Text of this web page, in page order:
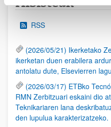
RSS
(2026/05/21) Ikerketako
ikerketan duen erabilera
antolatu dute, Elsevierren
(2026/03/17) ETBko
RMN Zerbitzuari eskaini dio
Teknikariaren lana
den lupulua karakterizatzeko.